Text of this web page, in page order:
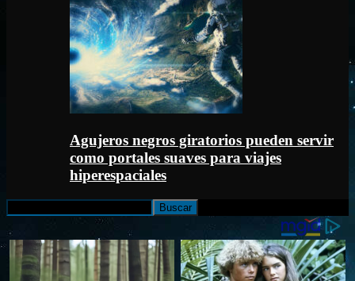
Agujeros negros giratorios pueden servir
como portales suaves para viajes
hiperespaciales